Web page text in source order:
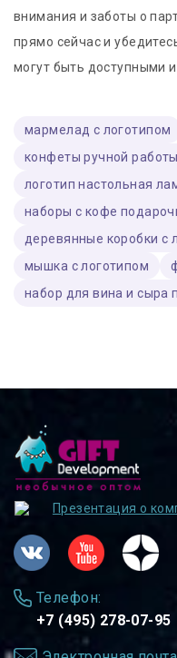
внимания и заботы о
прямо сейчас и
могут быть доступными
мармелад с логотипом
конфеты ручной
логотип настольная
наборы с кофе
деревянные коробки с
мышка с логотипом
набор для вина и сыра
Презентация о
Телефон:
+7 (495) 278-07-95